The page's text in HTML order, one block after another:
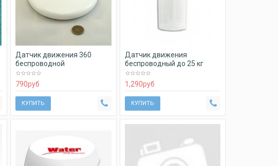
Датчик движения 360
беспроводной
790руб
КУПИТЬ
Датчик движения
беспроводный до 25 кг
1,290руб
КУПИТЬ